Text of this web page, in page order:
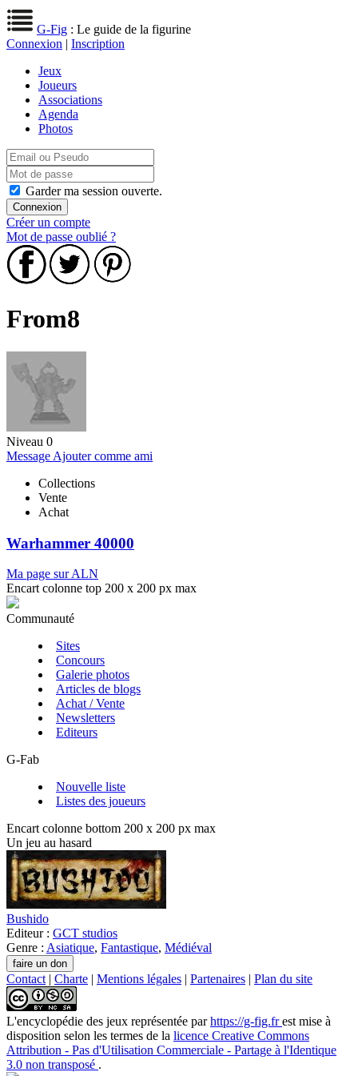
G-Fig : Le guide de la figurine
Connexion | Inscription
Jeux
Joueurs
Associations
Agenda
Photos
Garder ma session ouverte.
Créer un compte
Mot de passe oublié ?
From8
Niveau 0
Message Ajouter comme ami
Collections
Vente
Achat
Warhammer 40000
Ma page sur ALN
Encart colonne top 200 x 200 px max
Communauté
Sites
Concours
Galerie photos
Articles de blogs
Achat / Vente
Newsletters
Editeurs
G-Fab
Nouvelle liste
Listes des joueurs
Encart colonne bottom 200 x 200 px max
Un jeu au hasard
Bushido
Editeur : GCT studios
Genre : Asiatique, Fantastique, Médiéval
Contact | Charte | Mentions légales | Partenaires | Plan du site
L'encyclopédie des jeux représentée parhttps://g-fig.frest mise à
disposition selon les termes de la licence Creative Commons
Attribution - Pas d'Utilisation Commerciale - Partage à l'Identique
3.0 non transposé .